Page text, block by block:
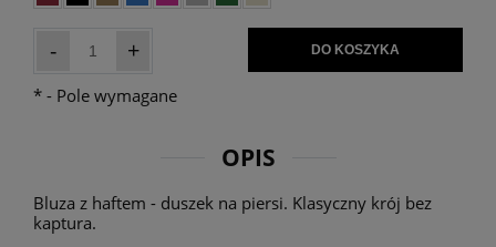
- + DO KOSZYKA
* - Pole wymagane
OPIS
Bluza z haftem - duszek na piersi. Klasyczny krój bez
kaptura.